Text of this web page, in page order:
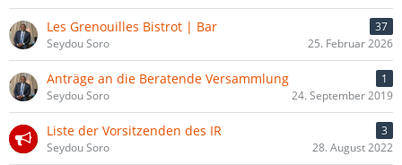
Les Grenouilles Bistrot | Bar
37
Seydou Soro
25. Februar 2026
Anträge an die Beratende Versammlung
1
Seydou Soro
24. September 2019
Liste der Vorsitzenden des IR
3
Seydou Soro
28. August 2022